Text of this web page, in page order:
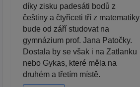
díky zisku padesáti bodů z
češtiny a čtyřiceti tří z matematiky
bude od září studovat na
gymnázium prof. Jana Patočky.
Dostala by se však i na Zatlanku
nebo Gykas, které měla na
druhém a třetím místě.